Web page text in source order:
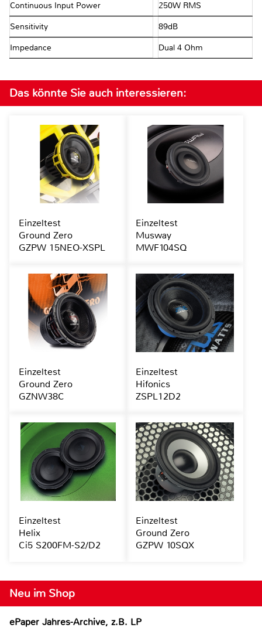
Continuous Input Power 250W RMS
Sensitivity 89dB
Impedance Dual 4 Ohm
Neu im Shop
ePaper Jahres-Archive, z.B. LP
Das könnte Sie auch interessieren:
Einzeltest
Ground Zero
GZPW 15NEO-XSPL
Einzeltest
Musway
MWF104SQ
Einzeltest
Ground Zero
GZNW38C
Einzeltest
Hifonics
ZSPL12D2
Einzeltest
Helix
Ci5 S200FM-S2/D2
Einzeltest
Ground Zero
GZPW 10SQX